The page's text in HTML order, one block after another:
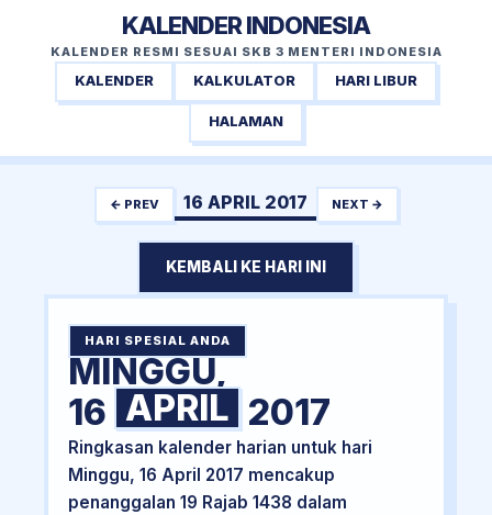
KALENDER INDONESIA
KALENDER RESMI SESUAI SKB 3 MENTERI INDONESIA
KALENDER KALKULATOR HARI LIBUR
HALAMAN
← PREV 16 APRIL 2017 NEXT →
KEMBALI KE HARI INI
HARI SPESIAL ANDA
MINGGU,
16 APRIL 2017
Ringkasan kalender harian untuk hari
Minggu, 16 April 2017 mencakup
penanggalan 19 Rajab 1438 dalam